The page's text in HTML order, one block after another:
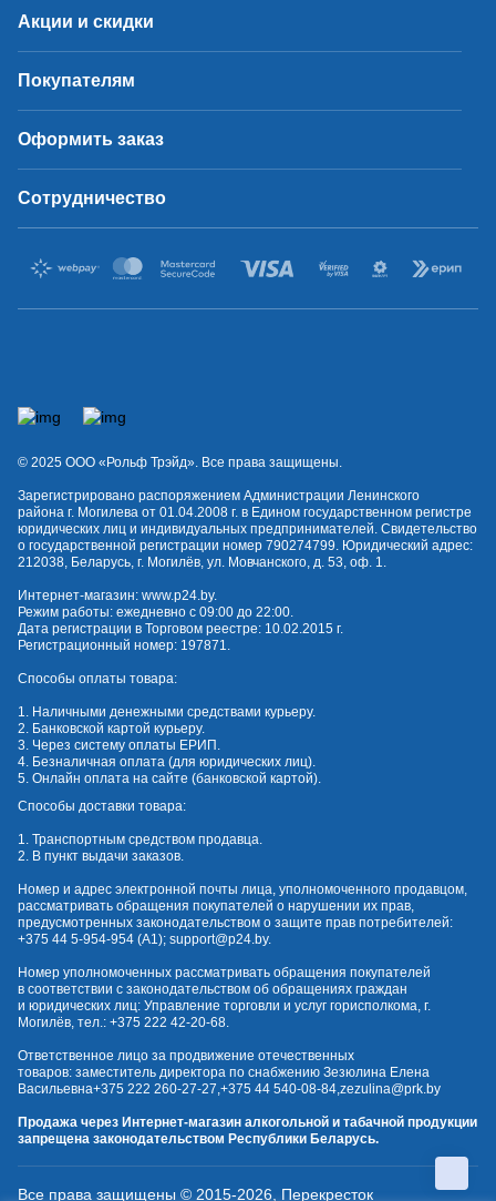
Акции и скидки
Покупателям
Оформить заказ
Сотрудничество
© 2025 OOO «Рольф Трэйд». Все права защищены.
Зарегистрировано распоряжением Администрации Ленинского
района г. Могилева от 01.04.2008 г. в Едином государственном регистре
юридических лиц и индивидуальных предпринимателей. Свидетельство
о государственной регистрации номер 790274799. Юридический адрес:
212038, Беларусь, г. Могилёв, ул. Мовчанского, д. 53, оф. 1.
Интернет-магазин: www.p24.by.
Режим работы: ежедневно с 09:00 до 22:00.
Дата регистрации в Торговом реестре: 10.02.2015 г.
Регистрационный номер: 197871.
Способы оплаты товара:
1. Наличными денежными средствами курьеру.
2. Банковской картой курьеру.
3. Через систему оплаты ЕРИП.
4. Безналичная оплата (для юридических лиц).
5. Онлайн оплата на сайте (банковской картой).
Способы доставки товара:
1. Транспортным средством продавца.
2. В пункт выдачи заказов.
Номер и адрес электронной почты лица, уполномоченного продавцом,
рассматривать обращения покупателей о нарушении их прав,
предусмотренных законодательством о защите прав потребителей:
+375 44 5-954-954 (А1); support@p24.by.
Номер уполномоченных рассматривать обращения покупателей
в соответствии с законодательством об обращениях граждан
и юридических лиц: Управление торговли и услуг горисполкома, г.
Могилёв, тел.: +375 222 42-20-68.
Ответственное лицо за продвижение отечественных
товаров: заместитель директора по снабжению Зезюлина Елена
Васильевна+375 222 260-27-27,+375 44 540-08-84,zezulina@prk.by
Продажа через Интернет-магазин алкогольной и табачной продукции
запрещена законодательством Республики Беларусь.
Все права защищены © 2015-2026, Перекресток